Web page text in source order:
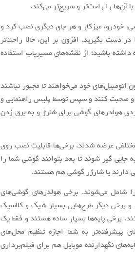
آن‌ها را راحت‌تر و سریع‌تر می‌کند.
خودرو، میزکار و هر جای دیگری نصب کرد و
دست بگیرید. افزون بر این، حالا راحت‌تر
داشته باشید؛ از نقشه‌های مسیریاب استفاده
اتومبیل‌های خود می‌خواهند تا مجبور نباشند
و صحبت کنند و سپس توسط پلیس راهنمایی و
هولدرهای گوشی برای شارژ و به برق زدن
مختلفی عرضه شدند. برخی‌ها قابلیت نصب روی
جایی گیر شوند تا بعد بتوانند گوشی شما را
دارند یا شارژر گوشی هم هستند.
شامل می‌شوند. برخی هولدرهای گوشی‌های
و برخی دیگر طرح‌هایی بسیار شیک و کلاسیک
برخی پایه‌ها بسیار ساده هستند و فقط یک
پیشرفته‌تر به شما اجازه تنظیم محل‌های
نگهدارنده موبایل هم برای فیلم‌برداری